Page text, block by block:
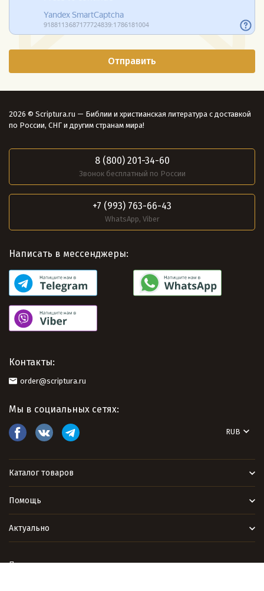
2026 © Scriptura.ru — Библии и христианская литература с доставкой
по России, СНГ и другим странам мира!
8 (800) 201-34-60
Звонок бесплатный по России
+7 (993) 763-66-43
WhatsApp, Viber
Написать в мессенджеры:
Контакты:
order@scriptura.ru
Мы в социальных сетях:
RUB
Каталог товаров
Помощь
Актуально
Политика персональных данных